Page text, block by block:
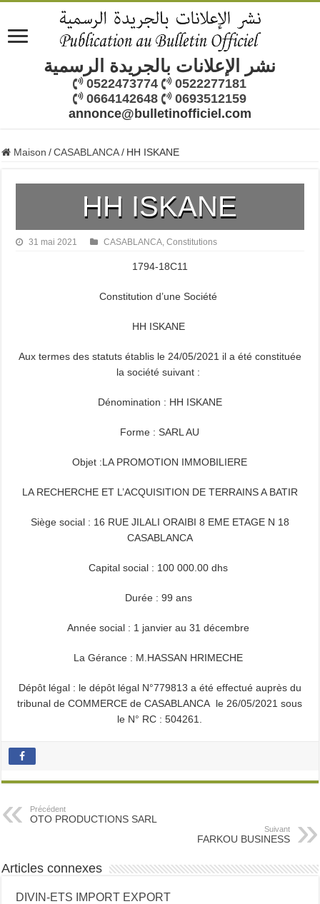
نشر الإعلانات بالجريدة الرسمية
0522473774
0522277181
0664142648
0693512159
annonce@bulletinofficiel.com
Maison / CASABLANCA / HH ISKANE
HH ISKANE
31 mai 2021 CASABLANCA,Constitutions
1794-18C11
Constitution d’une Société
HH ISKANE
Aux termes des statuts établis le 24/05/2021 il a été constituée
la société suivant :
Dénomination : HH ISKANE
Forme : SARL AU
Objet :LA PROMOTION IMMOBILIERE
LA RECHERCHE ET L’ACQUISITION DE TERRAINS A BATIR
Siège social : 16 RUE JILALI ORAIBI 8 EME ETAGE N 18
CASABLANCA
Capital social : 100 000.00 dhs
Durée : 99 ans
Année social : 1 janvier au 31 décembre
La Gérance : M.HASSAN HRIMECHE
Dépôt légal : le dépôt légal N°779813 a été effectué auprès du
tribunal de COMMERCE de CASABLANCA le 26/05/2021 sous
le N° RC : 504261.
Précédent
OTO PRODUCTIONS SARL
Suivant
FARKOU BUSINESS
Articles connexes
DIVIN-ETS IMPORT EXPORT